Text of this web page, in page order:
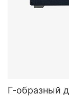
Г-образный